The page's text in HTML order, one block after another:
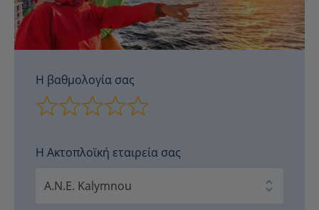
Η βαθμολογία σας
Η Ακτοπλοϊκή εταιρεία σας